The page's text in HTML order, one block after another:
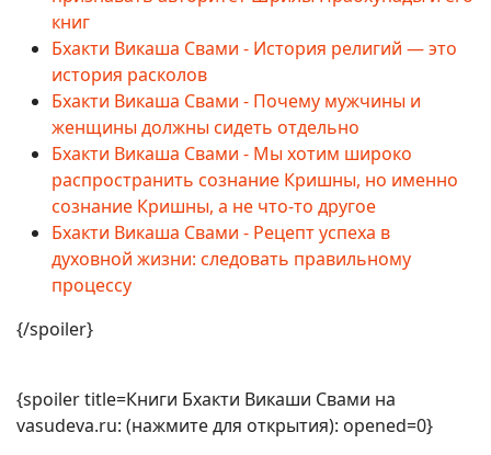
книг
Бхакти Викаша Свами - История религий — это
история расколов
Бхакти Викаша Свами - Почему мужчины и
женщины должны сидеть отдельно
Бхакти Викаша Свами - Мы хотим широко
распространить сознание Кришны, но именно
сознание Кришны, а не что-то другое
Бхакти Викаша Свами - Рецепт успеха в
духовной жизни: следовать правильному
процессу
{/spoiler}
{spoiler title=Книги Бхакти Викаши Свами на
vasudeva.ru: (нажмите для открытия): opened=0}